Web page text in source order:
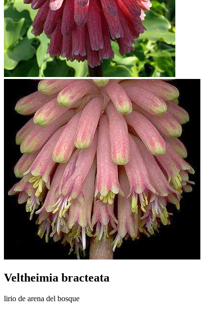
Veltheimia bracteata
lirio de arena del bosque